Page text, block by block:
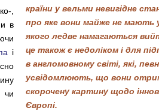
країни у вельми невигідне
про яке вони майже не мають
якого ледве намагаються
це також є недоліком і для
в англомовному світі, які,
усвідомлюють, що вони
скорочену картину щодо
Європі.
,
в
і
чи